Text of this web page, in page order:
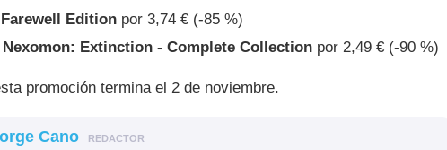
Edition por 3,74 € (-85 %)
Nexomon: Extinction - Complete Collection por 2,49 € (-90 %)
promoción termina el 2 de noviembre.
Cano REDACTOR